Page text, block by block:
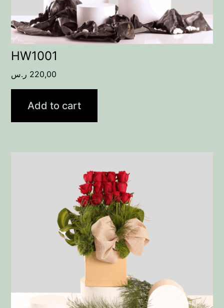
HW1001
220,00 ر.س
Add to cart